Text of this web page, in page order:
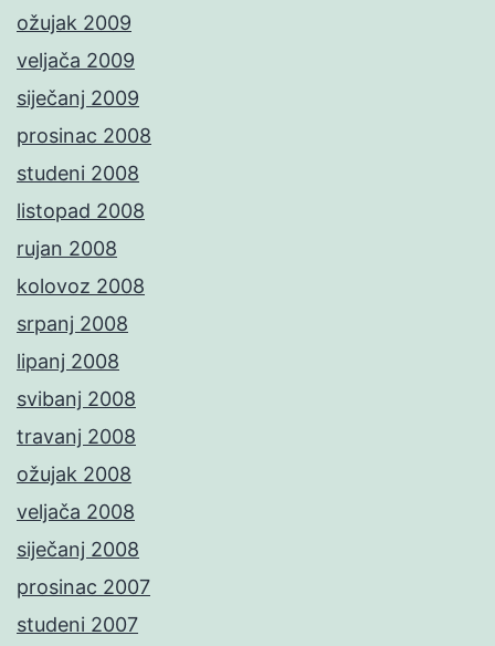
ožujak 2009
veljača 2009
siječanj 2009
prosinac 2008
studeni 2008
listopad 2008
rujan 2008
kolovoz 2008
srpanj 2008
lipanj 2008
svibanj 2008
travanj 2008
ožujak 2008
veljača 2008
siječanj 2008
prosinac 2007
studeni 2007